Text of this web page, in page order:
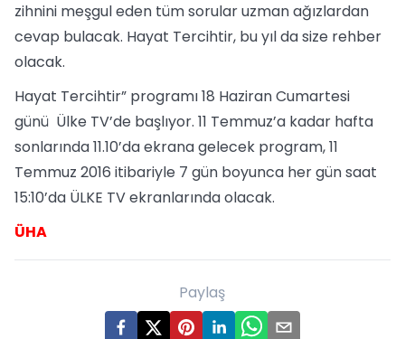
zihnini meşgul eden tüm sorular uzman ağızlardan
cevap bulacak. Hayat Tercihtir, bu yıl da size rehber
olacak.
Hayat Tercihtir” programı 18 Haziran Cumartesi
günü Ülke TV’de başlıyor. 11 Temmuz’a kadar hafta
sonlarında 11.10’da ekrana gelecek program, 11
Temmuz 2016 itibariyle 7 gün boyunca her gün saat
15:10’da ÜLKE TV ekranlarında olacak.
ÜHA
Paylaş